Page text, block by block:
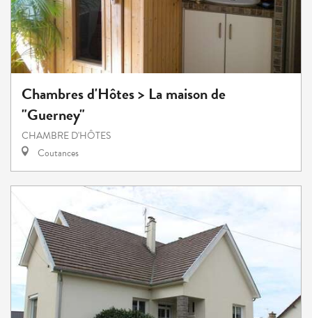
Chambres d'Hôtes > La maison de
"Guerney"
CHAMBRE D'HÔTES
Coutances